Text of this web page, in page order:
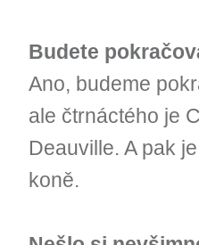
Budete
Ano, budeme
ale čtrnáctého je
Deauville. A pak
koně.